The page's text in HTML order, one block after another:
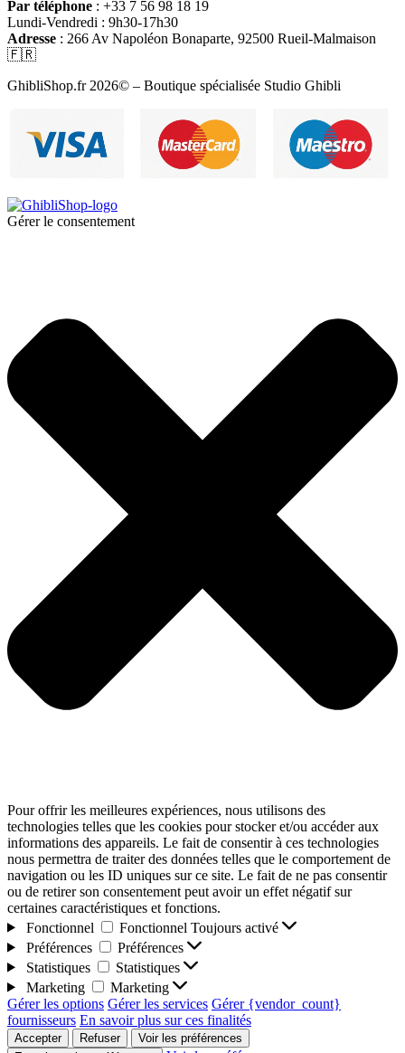
Par téléphone : +33 7 56 98 18 19
Lundi-Vendredi : 9h30-17h30
Adresse : 266 Av Napoléon Bonaparte, 92500 Rueil-Malmaison
🇫🇷
GhibliShop.fr 2026© – Boutique spécialisée Studio Ghibli
Gérer le consentement
Pour offrir les meilleures expériences, nous utilisons des
technologies telles que les cookies pour stocker et/ou accéder aux
informations des appareils. Le fait de consentir à ces technologies
nous permettra de traiter des données telles que le comportement de
navigation ou les ID uniques sur ce site. Le fait de ne pas consentir
ou de retirer son consentement peut avoir un effet négatif sur
certaines caractéristiques et fonctions.
Fonctionnel
Fonctionnel Toujours activé
Préférences
Préférences
Statistiques
Statistiques
Marketing
Marketing
Gérer les options Gérer les services Gérer {vendor_count}
fournisseurs En savoir plus sur ces finalités
Accepter Refuser
Voir les préférences